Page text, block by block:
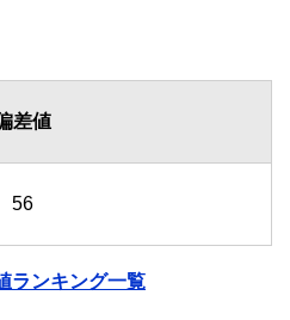
差値
56
ランキング一覧